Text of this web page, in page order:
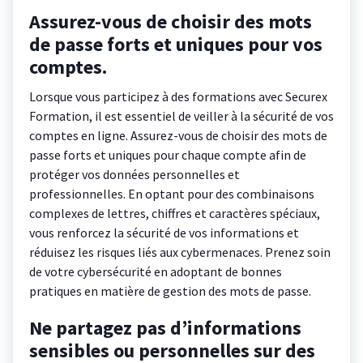
Assurez-vous de choisir des mots
de passe forts et uniques pour vos
comptes.
Lorsque vous participez à des formations avec Securex
Formation, il est essentiel de veiller à la sécurité de vos
comptes en ligne. Assurez-vous de choisir des mots de
passe forts et uniques pour chaque compte afin de
protéger vos données personnelles et
professionnelles. En optant pour des combinaisons
complexes de lettres, chiffres et caractères spéciaux,
vous renforcez la sécurité de vos informations et
réduisez les risques liés aux cybermenaces. Prenez soin
de votre cybersécurité en adoptant de bonnes
pratiques en matière de gestion des mots de passe.
Ne partagez pas d’informations
sensibles ou personnelles sur des